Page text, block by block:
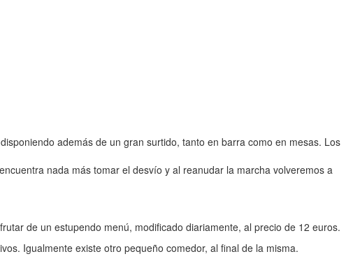
además de un gran surtido, tanto en barra como en mesas. Los
nada más tomar el desvío y al reanudar la marcha volveremos a
de un estupendo menú, modificado diariamente, al precio de 12 euros.
Igualmente existe otro pequeño comedor, al final de la misma.